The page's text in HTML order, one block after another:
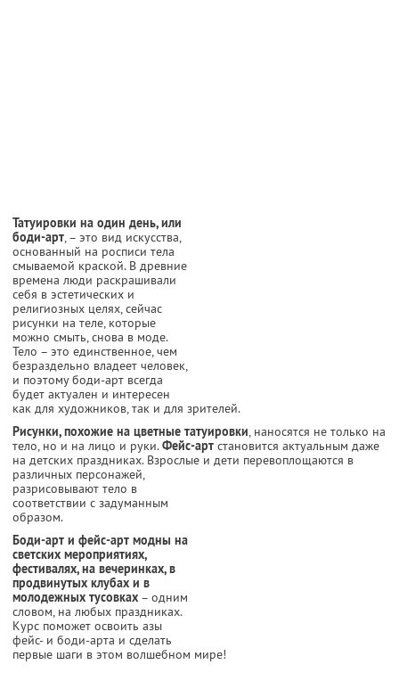
Татуировки на один день, или
боди-арт, – это вид искусства,
основанный на росписи тела
смываемой краской. В древние
времена люди раскрашивали
себя в эстетических и
религиозных целях, сейчас
рисунки на теле, которые
можно смыть, снова в моде.
Тело – это единственное, чем
безраздельно владеет человек,
и поэтому боди-арт всегда
будет актуален и интересен
как для художников, так и для зрителей.
Рисунки, похожие на цветные татуировки, наносятся не только на
тело, но и на лицо и руки.Фейс-арт становится актуальным даже
на детских праздниках. Взрослые и дети перевоплощаются в
различных персонажей,
разрисовывают тело в
соответствии с задуманным
образом.
Боди-арт и фейс-арт модны на
светских мероприятиях,
фестивалях, на вечеринках, в
продвинутых клубах и в
молодежных тусовках – одним
словом, на любых праздниках.
Курс поможет освоить азы
фейс- и боди-арта и сделать
первые шаги в этом волшебном мире!